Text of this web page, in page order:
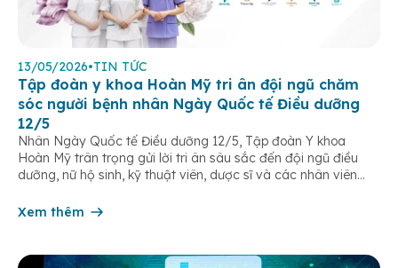
13/05/2026•TIN TỨC
Tập đoàn y khoa Hoàn Mỹ tri ân đội ngũ chăm
sóc người bệnh nhân Ngày Quốc tế Điều dưỡng
12/5
Nhân Ngày Quốc tế Điều dưỡng 12/5, Tập đoàn Y khoa
Hoàn Mỹ trân trọng gửi lời tri ân sâu sắc đến đội ngũ điều
dưỡng, nữ hộ sinh, kỹ thuật viên, dược sĩ và các nhân viên
âm thầm đồng hành trên […]
Xem thêm